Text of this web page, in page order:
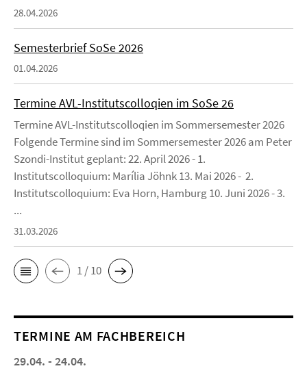
28.04.2026
Semesterbrief SoSe 2026
01.04.2026
Termine AVL-Institutscolloqien im SoSe 26
Termine AVL-Institutscolloqien im Sommersemester 2026
Folgende Termine sind im Sommersemester 2026 am Peter
Szondi-Institut geplant: 22. April 2026 - 1.
Institutscolloquium: Marília Jöhnk 13. Mai 2026 - 2.
Institutscolloquium: Eva Horn, Hamburg 10. Juni 2026 - 3.
...
31.03.2026
1 / 10
TERMINE AM FACHBEREICH
29.04. - 24.04.